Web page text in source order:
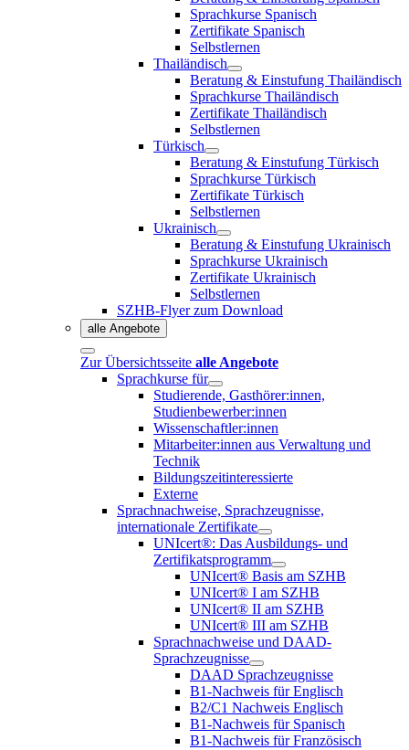
Sprachkurse Spanisch
Zertifikate Spanisch
Selbstlernen
Thailändisch
Beratung & Einstufung Thailändisch
Sprachkurse Thailändisch
Zertifikate Thailändisch
Selbstlernen
Türkisch
Beratung & Einstufung Türkisch
Sprachkurse Türkisch
Zertifikate Türkisch
Selbstlernen
Ukrainisch
Beratung & Einstufung Ukrainisch
Sprachkurse Ukrainisch
Zertifikate Ukrainisch
Selbstlernen
SZHB-Flyer zum Download
alle Angebote
Zur Übersichtsseite alle Angebote
Sprachkurse für
Studierende, Gasthörer:innen,
Studienbewerber:innen
Wissenschaftler:innen
Mitarbeiter:innen aus Verwaltung und
Technik
Bildungszeitinteressierte
Externe
Sprachnachweise, Sprachzeugnisse,
internationale Zertifikate
UNIcert®: Das Ausbildungs- und
Zertifikatsprogramm
UNIcert® Basis am SZHB
UNIcert® I am SZHB
UNIcert® II am SZHB
UNIcert® III am SZHB
Sprachnachweise und DAAD-
Sprachzeugnisse
DAAD Sprachzeugnisse
B1-Nachweis für Englisch
B2/C1 Nachweis Englisch
B1-Nachweis für Spanisch
B1-Nachweis für Französisch